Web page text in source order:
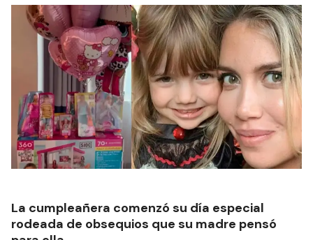
La cumpleañera comenzó su día especial
rodeada de obsequios que su madre pensó